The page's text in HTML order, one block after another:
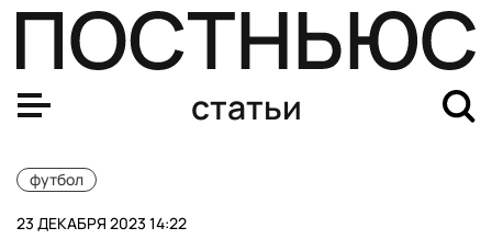
статьи
футбол
23 ДЕКАБРЯ 2023 14:22
Результаты группового этапа Лиги чемпионов — 2023